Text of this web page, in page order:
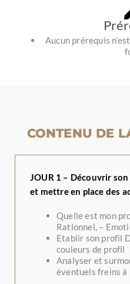
Aucun prérequis
CONTENU DE
JOUR 1 – Découvrir
et mettre en place des
Quelle est mon
Rationnel, –
Etablir son profil
couleurs de profil
Analyser et
éventuels freins